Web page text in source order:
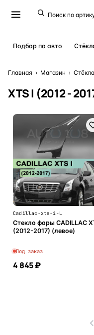
Подбор по авто
Главная › Магазин ›
XTS I (2012 -
Cadillac-xts-i-L
Стекло фары CADILLAC
(2012-2017) (левое)
Под заказ
4 845 ₽